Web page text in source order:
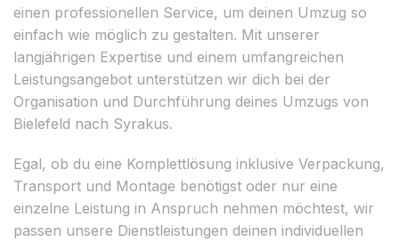
einen professionellen Service, um deinen Umzug so
einfach wie möglich zu gestalten. Mit unserer
langjährigen Expertise und einem umfangreichen
Leistungsangebot unterstützen wir dich bei der
Organisation und Durchführung deines Umzugs von
Bielefeld nach Syrakus.
Egal, ob du eine Komplettlösung inklusive Verpackung,
Transport und Montage benötigst oder nur eine
einzelne Leistung in Anspruch nehmen möchtest, wir
passen unsere Dienstleistungen deinen individuellen